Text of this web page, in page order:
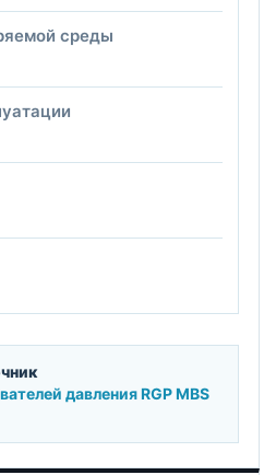
среды
давления RGP MBS